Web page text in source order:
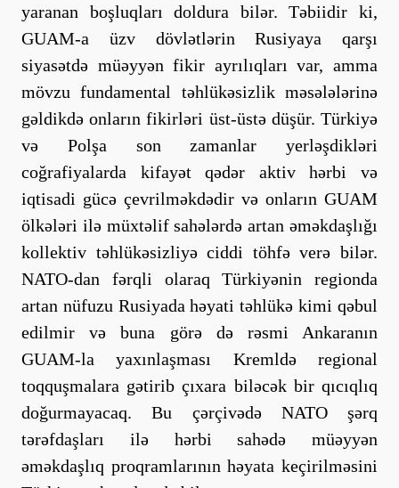
yaranan boşluqları doldura bilər. Təbiidir ki,
GUAM-a üzv dövlətlərin Rusiyaya qarşı
siyasətdə müəyyən fikir ayrılıqları var, amma
mövzu fundamental təhlükəsizlik məsələlərinə
gəldikdə onların fikirləri üst-üstə düşür. Türkiyə
və Polşa son zamanlar yerləşdikləri
coğrafiyalarda kifayət qədər aktiv hərbi və
iqtisadi gücə çevrilməkdədir və onların GUAM
ölkələri ilə müxtəlif sahələrdə artan əməkdaşlığı
kollektiv təhlükəsizliyə ciddi töhfə verə bilər.
NATO-dan fərqli olaraq Türkiyənin regionda
artan nüfuzu Rusiyada həyati təhlükə kimi qəbul
edilmir və buna görə də rəsmi Ankaranın
GUAM-la yaxınlaşması Kremldə regional
toqquşmalara gətirib çıxara biləcək bir qıcıqlıq
doğurmayacaq. Bu çərçivədə NATO şərq
tərəfdaşları ilə hərbi sahədə müəyyən
əməkdaşlıq proqramlarının həyata keçirilməsini